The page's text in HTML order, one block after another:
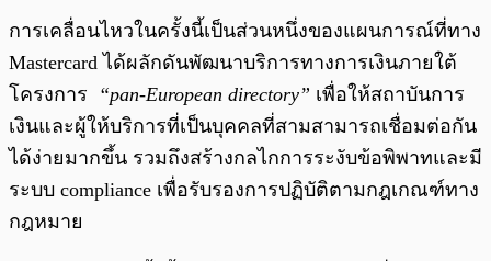
การเคลื่อนไหวในครั้งนี้เป็นส่วนหนึ่งของแผนการณ์ที่ทาง
Mastercard ได้ผลักดันพัฒนาบริการทางการเงินภายใต้
โครงการ
“pan-European directory” เพื่อให้สถาบันการ
เงินและผู้ให้บริการที่เป็นบุคคลที่สามสามารถเชื่อมต่อกัน
ได้ง่ายมากขึ้น รวมถึงสร้างกลไกการระงับข้อพิพาทและมี
ระบบ compliance เพื่อรับรองการปฏิบัติตามกฎเกณฑ์ทาง
กฎหมาย